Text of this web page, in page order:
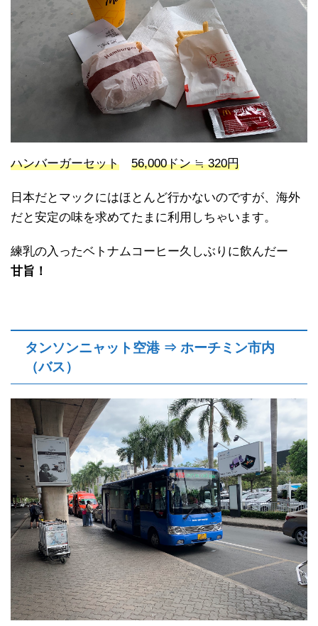
ハンバーガーセット 56,000ドン ≒ 320円
日本だとマックにはほとんど行かないのですが、海外
だと安定の味を求めてたまに利用しちゃいます。
練乳の入ったベトナムコーヒー久しぶりに飲んだー
甘旨！
タンソンニャット空港 ⇒ ホーチミン市内
（バス）